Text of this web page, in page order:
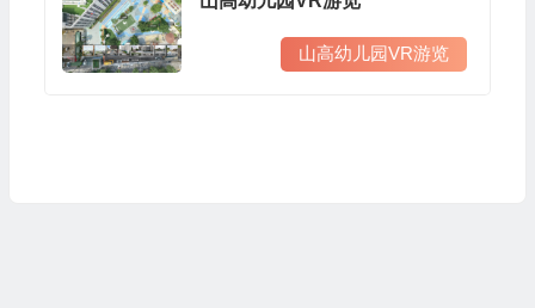
山高幼儿园VR游览